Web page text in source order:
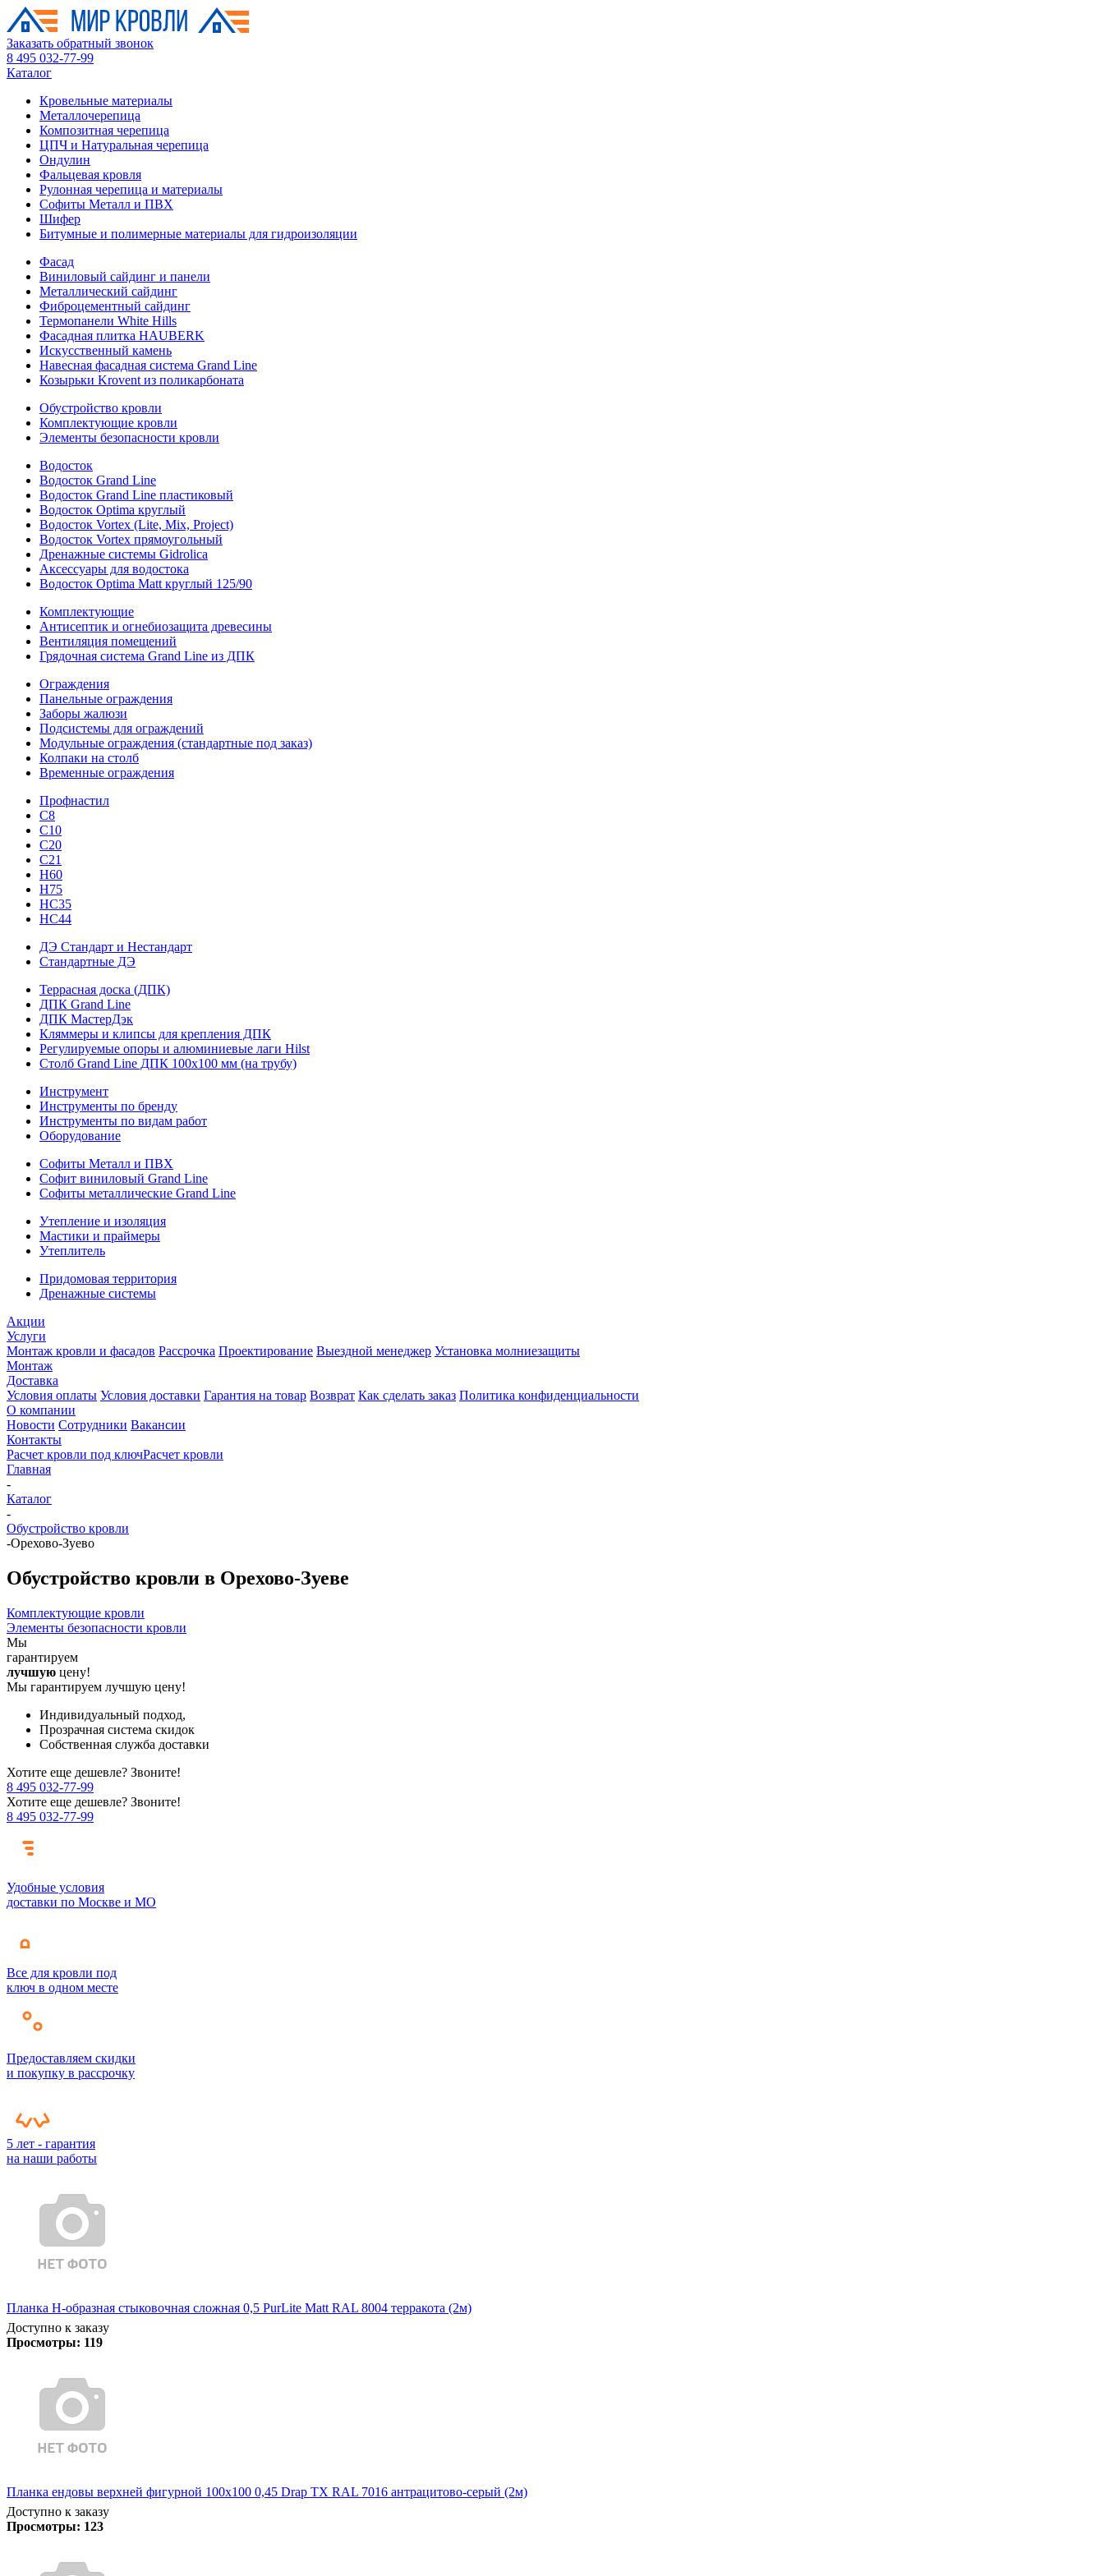
Заказать обратный звонок
8 495 032-77-99
Каталог
Кровельные материалы
Металлочерепица
Композитная черепица
ЦПЧ и Натуральная черепица
Ондулин
Фальцевая кровля
Рулонная черепица и материалы
Софиты Металл и ПВХ
Шифер
Битумные и полимерные материалы для гидроизоляции
Фасад
Виниловый сайдинг и панели
Металлический сайдинг
Фиброцементный сайдинг
Термопанели White Hills
Фасадная плитка HAUBERK
Искусственный камень
Навесная фасадная система Grand Line
Козырьки Krovent из поликарбоната
Обустройство кровли
Комплектующие кровли
Элементы безопасности кровли
Водосток
Водосток Grand Line
Водосток Grand Line пластиковый
Водосток Optima круглый
Водосток Vortex (Lite, Mix, Project)
Водосток Vortex прямоугольный
Дренажные системы Gidrolica
Аксессуары для водостока
Водосток Optima Matt круглый 125/90
Комплектующие
Антисептик и огнебиозащита древесины
Вентиляция помещений
Грядочная система Grand Line из ДПК
Ограждения
Панельные ограждения
Заборы жалюзи
Подсистемы для ограждений
Модульные ограждения (стандартные под заказ)
Колпаки на столб
Временные ограждения
Профнастил
С8
С10
С20
С21
H60
H75
HС35
НС44
ДЭ Стандарт и Нестандарт
Стандартные ДЭ
Террасная доска (ДПК)
ДПК Grand Line
ДПК МастерДэк
Кляммеры и клипсы для крепления ДПК
Регулируемые опоры и алюминиевые лаги Hilst
Столб Grand Line ДПК 100х100 мм (на трубу)
Инструмент
Инструменты по бренду
Инструменты по видам работ
Оборудование
Софиты Металл и ПВХ
Софит виниловый Grand Line
Софиты металлические Grand Line
Утепление и изоляция
Мастики и праймеры
Утеплитель
Придомовая территория
Дренажные системы
Акции
Услуги
Монтаж кровли и фасадов Рассрочка Проектирование Выездной менеджер Установка молниезащиты
Монтаж
Доставка
Условия оплаты Условия доставки Гарантия на товар Возврат Как сделать заказ Политика конфиденциальности
О компании
Новости Сотрудники Вакансии
Контакты
Расчет кровли под ключРасчет кровли
Главная
-
Каталог
-
Обустройство кровли
-Орехово-Зуево
Обустройство кровли в Орехово-Зуеве
Комплектующие кровли
Элементы безопасности кровли
Мы
гарантируем
лучшую цену!
Мы гарантируем лучшую цену!
Индивидуальный подход,
Прозрачная система скидок
Собственная служба доставки
Хотите еще дешевле? Звоните!
8 495 032-77-99
Хотите еще дешевле? Звоните!
8 495 032-77-99
Удобные условия
доставки по Москве и МО
Все для кровли под
ключ в одном месте
Предоставляем скидки
и покупку в рассрочку
5 лет - гарантия
на наши работы
Планка Н-образная стыковочная сложная 0,5 PurLite Matt RAL 8004 терракота (2м)
Доступно к заказу
Просмотры: 119
Планка ендовы верхней фигурной 100x100 0,45 Drap TX RAL 7016 антрацитово-серый (2м)
Доступно к заказу
Просмотры: 123